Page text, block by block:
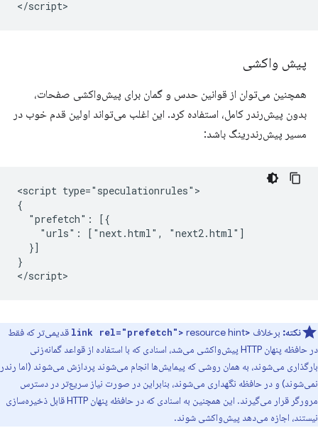
پیش واکشی
همچنین می‌توان از قوانین حدس و گمان برای پیش‌واکشی صفحات،
بدون پیش‌رندر کامل، استفاده کرد. این اغلب می‌تواند اولین قدم خوب در
مسیر پیش‌رندرینگ باشد:
<script type="speculationrules">
{
  "prefetch": [{
    "urls": ["next.html", "next2.html"]
  }]
}
نکته: برخلاف <link rel="prefetch">
resource hint قدیمی‌تر که فقط
در حافظه پنهان HTTP پیش‌واکشی می‌شد، اسنادی که با استفاده از قواعد گمانه‌زنی
بارگذاری می‌شوند، به همان روشی که پیمایش‌ها انجام می‌شوند پردازش می‌شوند (اما رندر
نمی‌شوند) و در حافظه نگهداری می‌شوند، بنابراین در صورت نیاز سریع‌تر در دسترس
مرورگر قرار می‌گیرند. این همچنین به اسنادی که در حافظه پنهان HTTP قابل ذخیره‌سازی
نیستند، اجازه می‌دهد پیش‌واکشی شوند.